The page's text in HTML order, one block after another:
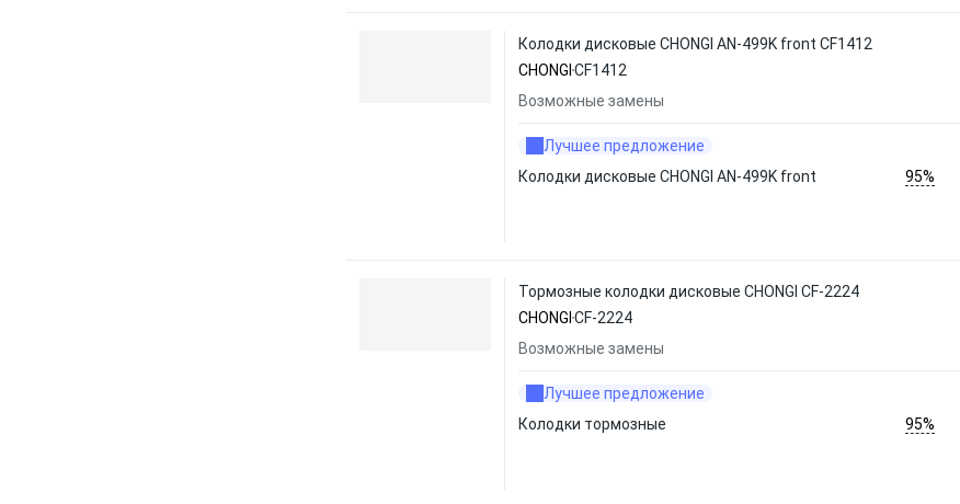
Колодки дисковые CHONGI AN-499K front CF1412
CHONGI CF1412
Возможные замены
Лучшее предложение
Колодки дисковые CHONGI AN-499K front
95%
Тормозные колодки дисковые CHONGI CF-2224
CHONGI CF-2224
Возможные замены
Лучшее предложение
Колодки тормозные
95%